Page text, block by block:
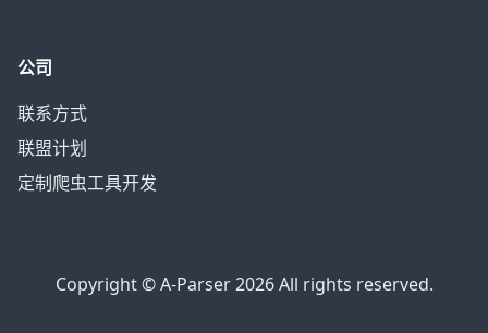
公司
联系方式
联盟计划
定制爬虫工具开发
Copyright © A-Parser 2026 All rights reserved.